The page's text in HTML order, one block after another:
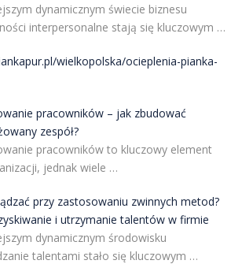
dynamicznym świecie biznesu
interpersonalne stają się kluczowym …
wielkopolska/ocieplenia-pianka-
pracowników – jak zbudować
zespół?
pracowników to kluczowy element
jednak wiele …
przy zastosowaniu zwinnych metod?
i utrzymanie talentów w firmie
dynamicznym środowisku
talentami stało się kluczowym …